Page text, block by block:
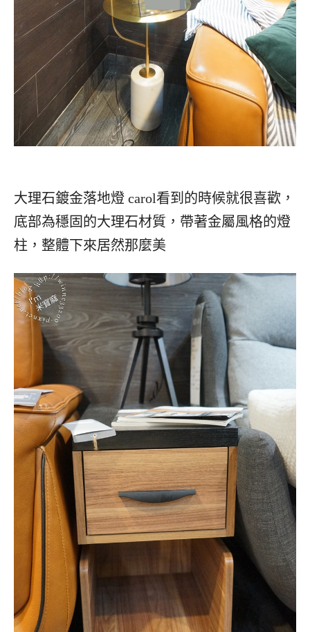
大理石鍍金落地燈 carol看到的時候就很喜歡，
底部為穩固的大理石材質，帶著金屬風格的燈
柱，整體下來居然那麼美